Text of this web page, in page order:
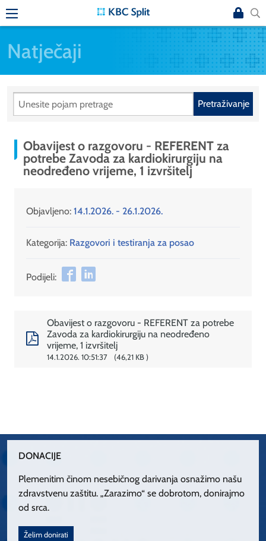
Natječaji
Pretraživanje
Obavijest o razgovoru - REFERENT za
potrebe Zavoda za kardiokirurgiju na
neodređeno vrijeme, 1 izvršitelj
Objavljeno: 14.1.2026. - 26.1.2026.
Kategorija: Razgovori i testiranja za posao
Podijeli:
Obavijest o razgovoru - REFERENT za potrebe
Zavoda za kardiokirurgiju na neodređeno
vrijeme, 1 izvršitelj
14.1.2026. 10:51:37 46,21 KB
DONACIJE
Plemenitim činom nesebičnog darivanja osnažimo našu
zdravstvenu zaštitu. „Zarazimo“ se dobrotom, donirajmo
od srca.
Želim donirati